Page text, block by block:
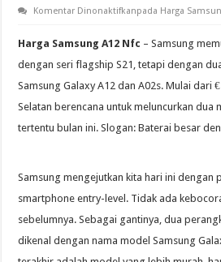
Komentar Dinonaktifkanpada Harga
Harga Samsung A12 Nfc – Samsung
dengan seri flagship S21, tetapi dengan
Samsung Galaxy A12 dan A02s. Mulai dari
Selatan berencana untuk meluncurkan dua
tertentu bulan ini. Slogan: Baterai besar
Samsung mengejutkan kita hari ini dengan
smartphone entry-level. Tidak ada
sebelumnya. Sebagai gantinya, dua
dikenal dengan nama model Samsung